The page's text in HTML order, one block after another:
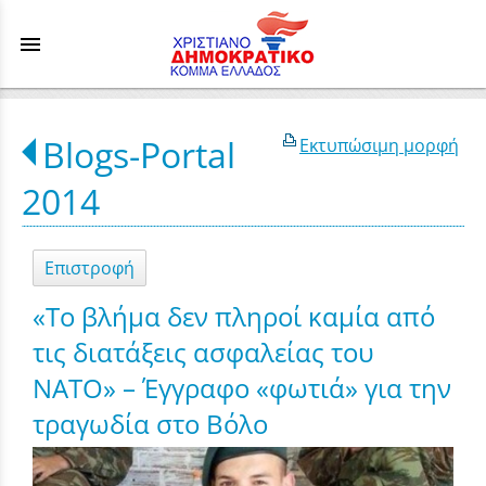
menu
Εκτυπώσιμη μορφή
Blogs-Portal
2014
Επιστροφή
«Το βλήμα δεν πληροί καμία από
τις διατάξεις ασφαλείας του
ΝΑΤΟ» – Έγγραφο «φωτιά» για την
τραγωδία στο Βόλο